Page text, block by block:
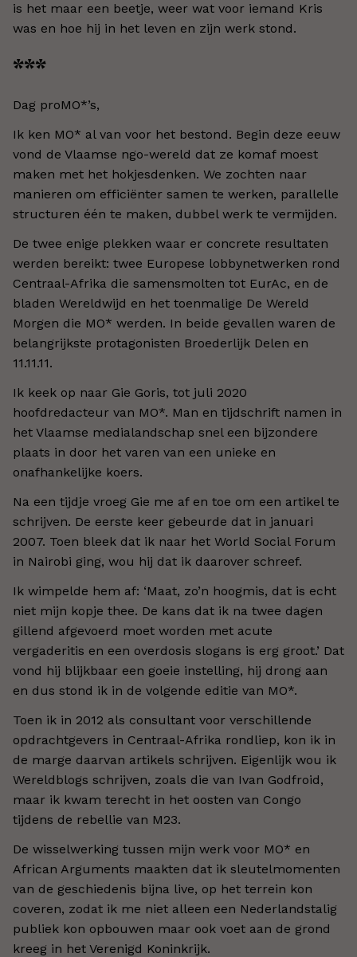
is het maar een beetje, weer wat voor iemand Kris
was en hoe hij in het leven en zijn werk stond.
***
Dag proMO*’s,
Ik ken MO* al van voor het bestond. Begin deze eeuw
vond de Vlaamse ngo-wereld dat ze komaf moest
maken met het hokjesdenken. We zochten naar
manieren om efficiënter samen te werken, parallelle
structuren één te maken, dubbel werk te vermijden.
De twee enige plekken waar er concrete resultaten
werden bereikt: twee Europese lobbynetwerken rond
Centraal-Afrika die samensmolten tot EurAc, en de
bladen Wereldwijd en het toenmalige De Wereld
Morgen die MO* werden. In beide gevallen waren de
belangrijkste protagonisten Broederlijk Delen en
11.11.11.
Ik keek op naar Gie Goris, tot juli 2020
hoofdredacteur van MO*. Man en tijdschrift namen in
het Vlaamse medialandschap snel een bijzondere
plaats in door het varen van een unieke en
onafhankelijke koers.
Na een tijdje vroeg Gie me af en toe om een artikel te
schrijven. De eerste keer gebeurde dat in januari
2007. Toen bleek dat ik naar het World Social Forum
in Nairobi ging, wou hij dat ik daarover schreef.
Ik wimpelde hem af: ‘Maat, zo’n hoogmis, dat is echt
niet mijn kopje thee. De kans dat ik na twee dagen
gillend afgevoerd moet worden met acute
vergaderitis en een overdosis slogans is erg groot.’ Dat
vond hij blijkbaar een goeie instelling, hij drong aan
en dus stond ik in de volgende editie van MO*.
Toen ik in 2012 als consultant voor verschillende
opdrachtgevers in Centraal-Afrika rondliep, kon ik in
de marge daarvan artikels schrijven. Eigenlijk wou ik
Wereldblogs schrijven, zoals die van Ivan Godfroid,
maar ik kwam terecht in het oosten van Congo
tijdens de rebellie van M23.
De wisselwerking tussen mijn werk voor MO* en
African Arguments maakten dat ik sleutelmomenten
van de geschiedenis bijna live, op het terrein kon
coveren, zodat ik me niet alleen een Nederlandstalig
publiek kon opbouwen maar ook voet aan de grond
kreeg in het Verenigd Koninkrijk.